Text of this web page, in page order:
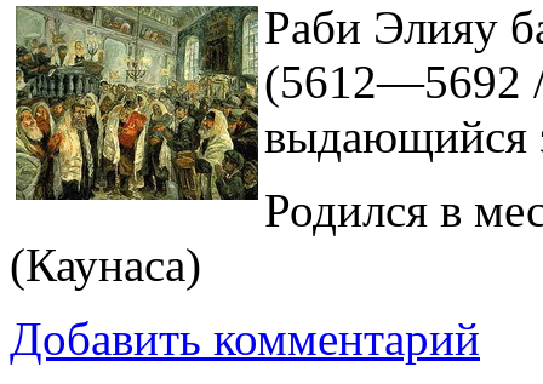
Раби Элияу
(5612—5692
выдающийся
Родился в
(Каунаса)
Добавить комментарий